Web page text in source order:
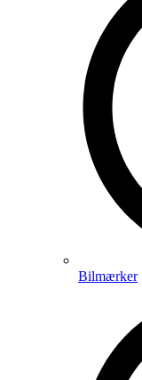
Bilmærker